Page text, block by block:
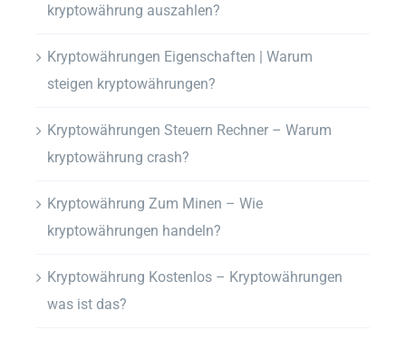
kryptowährung auszahlen?
Kryptowährungen Eigenschaften | Warum
steigen kryptowährungen?
Kryptowährungen Steuern Rechner – Warum
kryptowährung crash?
Kryptowährung Zum Minen – Wie
kryptowährungen handeln?
Kryptowährung Kostenlos – Kryptowährungen
was ist das?